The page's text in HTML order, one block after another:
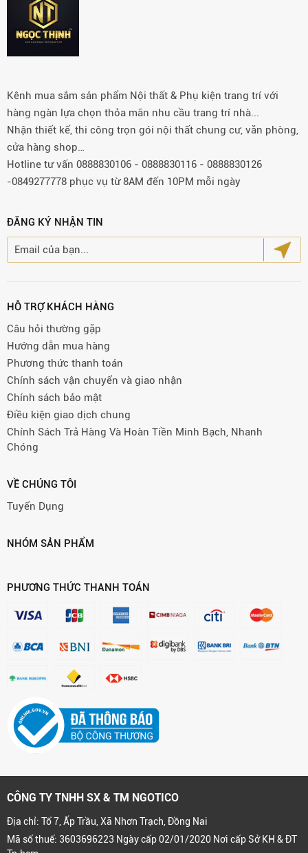
Kênh mua sắm sản phẩm Nội thất & Phụ kiện trang trí với
hàng ngàn lựa chọn thỏa mãn nhu cầu trang trí nhà...
Nhận thiết kế, thi công trọn gói nội thất chung cư, văn phòng,
cửa hàng shop…
Hotline tư vấn 0888830106 - 0888830116 - 0888830126
-0849277778 phục vụ từ 8AM đến 10PM mỗi ngày
ĐĂNG KÝ NHẬN TIN
HỖ TRỢ KHÁCH HÀNG
Câu hỏi thường gặp
Hướng dẫn mua hàng
Phương thức thanh toán
Chính sách vận chuyển và giao nhận
Chính sách bảo mật
Điều kiện giao dịch chung
Chính Sách Trả Hàng Và Hoàn Tiền Minh Bạch, Nhanh
Chóng
VỀ CHÚNG TÔI
Tuyển Dụng
NHÓM SẢN PHẨM
PHƯƠNG THỨC THANH TOÁN
CÔNG TY TNHH SX & TM NGOTICO
Địa chỉ: Tổ 7, Ấp Trầu, Xã Nhơn Trạch, Đồng Nai
Mã số thuế: 3603696223 Ngày cấp 02/01/2020 Nơi cấp Sở KH & ĐT